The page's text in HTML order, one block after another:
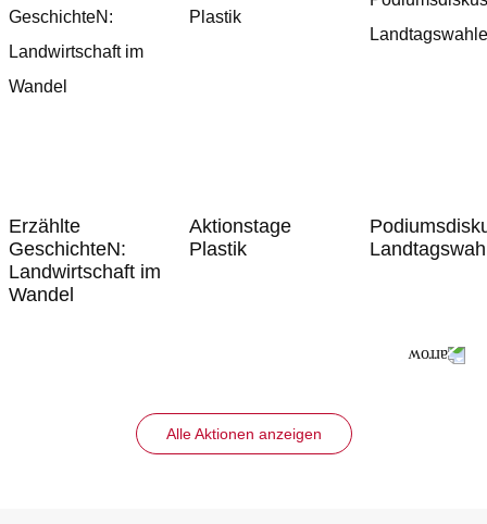
Erzählte
GeschichteN:
Landwirtschaft im
Wandel
Aktionstage
Plastik
Alle Aktionen anzeigen